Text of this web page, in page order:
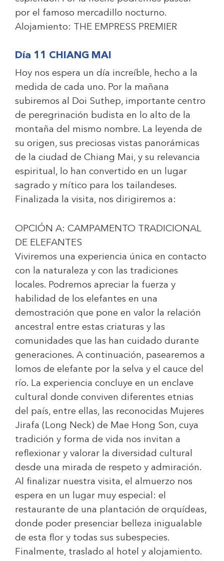
por el famoso mercadillo nocturno.
Alojamiento:
THE EMPRESS PREMIER
Día 11 CHIANG MAI
Hoy nos espera un día increíble, hecho a la
medida de cada uno. Por la mañana
subiremos al Doi Suthep, importante centro
de peregrinación budista en lo alto de la
montaña del mismo nombre. La leyenda de
su origen, sus preciosas vistas panorámicas
de la ciudad de Chiang Mai, y su relevancia
espiritual, lo han convertido en un lugar
sagrado y mítico para los tailandeses.
Finalizada la visita, nos dirigiremos a:
OPCIÓN A: CAMPAMENTO TRADICIONAL
DE ELEFANTES
Viviremos una experiencia única en contacto
con la naturaleza y con las tradiciones
locales. Podremos apreciar la fuerza y
habilidad de los elefantes en una
demostración que pone en valor la relación
ancestral entre estas criaturas y las
comunidades que las han cuidado durante
generaciones. A continuación, pasearemos a
lomos de elefante por la selva y el cauce del
río. La experiencia concluye en un enclave
cultural donde conviven diferentes etnias
del país, entre ellas, las reconocidas Mujeres
Jirafa (Long Neck) de Mae Hong Son, cuya
tradición y forma de vida nos invitan a
reflexionar y valorar la diversidad cultural
desde una mirada de respeto y admiración.
Al finalizar nuestra visita, el almuerzo nos
espera en un lugar muy especial: el
restaurante de una plantación de orquídeas,
donde poder presenciar belleza inigualable
de esta flor y todas sus subespecies.
Finalmente, traslado al hotel y alojamiento.